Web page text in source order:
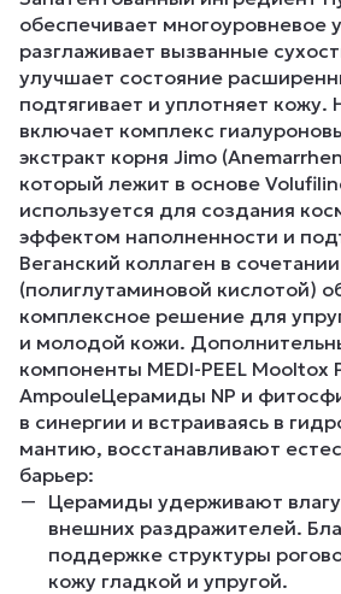
обеспечивает многоуровневое
разглаживает вызванные
улучшает состояние
подтягивает и уплотняет кожу.
включает комплекс
экстракт корня Jimo
который лежит в основе
используется для создания
эффектом наполненности и
Веганский коллаген в
(полиглутаминовой кислотой)
комплексное решение для
и молодой кожи.
компоненты MEDI-PEEL Mooltox
AmpouleЦерамиды NP и
в синергии и встраиваясь в
мантию, восстанавливают
барьер:
Церамиды удерживают
внешних раздражителей.
поддержке структуры
кожу гладкой и упругой.